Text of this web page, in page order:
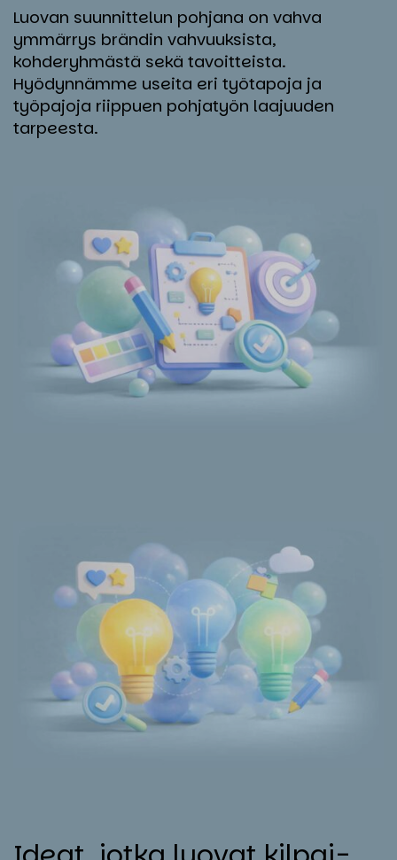
Luovan suunnittelun pohjana on vahva
ymmärrys brändin vahvuuksista,
kohderyhmästä sekä tavoitteista.
Hyödynnämme useita eri työtapoja ja
työpajoja riippuen pohjatyön laajuuden
tarpeesta.